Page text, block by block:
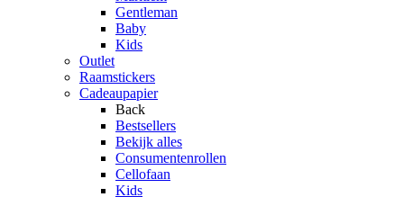
Gentleman
Baby
Kids
Outlet
Raamstickers
Cadeaupapier
Back
Bestsellers
Bekijk alles
Consumentenrollen
Cellofaan
Kids